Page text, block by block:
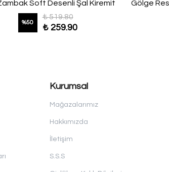
Soft Desenli Şal Kiremit
%50
₺ 519.80
₺ 259.90
Kurumsal
Mağazalarımız
Hakkımızda
İletişim
S.S.S